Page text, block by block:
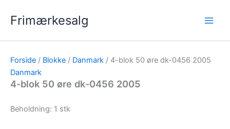
Frimærkesalg
Forside / Blokke / Danmark / 4-blok 50 øre dk-0456 2005
Danmark
4-blok 50 øre dk-0456 2005
Beholdning: 1 stk